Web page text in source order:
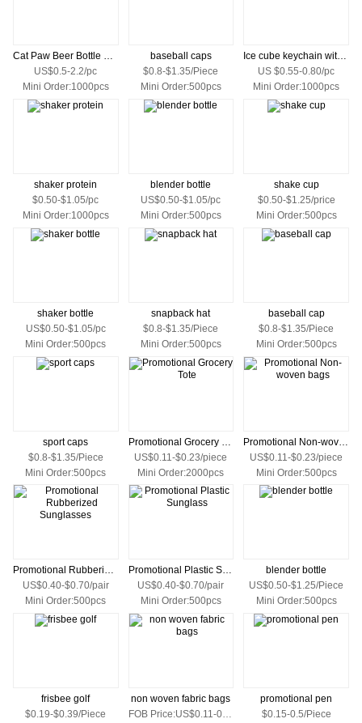
Cat Paw Beer Bottle Opener
US$0.5-2.2/pc
Mini Order:1000pcs
baseball caps
$0.8-$1.35/Piece
Mini Order:500pcs
Ice cube keychain with light
US $0.55-0.80/pc
Mini Order:1000pcs
shaker protein
$0.50-$1.05/pc
Mini Order:1000pcs
blender bottle
US$0.50-$1.05/pc
Mini Order:500pcs
shake cup
$0.50-$1.25/price
Mini Order:500pcs
shaker bottle
US$0.50-$1.05/pc
Mini Order:500pcs
snapback hat
$0.8-$1.35/Piece
Mini Order:500pcs
baseball cap
$0.8-$1.35/Piece
Mini Order:500pcs
sport caps
$0.8-$1.35/Piece
Mini Order:500pcs
US$0.11-$0.23/piece
Mini Order:2000pcs
US$0.11-$0.23/piece
Mini Order:500pcs
Promotional Rubberized Sunglasses
US$0.40-$0.70/pair
Mini Order:500pcs
Promotional Plastic Sunglass
US$0.40-$0.70/pair
Mini Order:500pcs
blender bottle
US$0.50-$1.25/Piece
Mini Order:500pcs
frisbee golf
$0.19-$0.39/Piece
non woven fabric bags
FOB Price:US$0.11-0.23/piece
promotional pen
$0.15-0.5/Piece